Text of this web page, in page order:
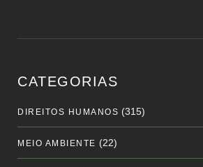
CATEGORIAS
DIREITOS HUMANOS (315)
MEIO AMBIENTE (22)